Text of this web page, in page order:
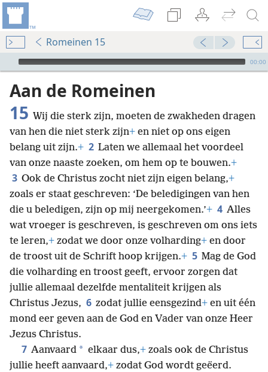
Romeinen 15
Audio Player
00:00
Aan de Romeinen
15 Wij die sterk zijn, moeten de zwakheden dragen
van hen die niet sterk zijn+ en niet op ons eigen
belang uit zijn.+ 2 Laten we allemaal het voordeel
van onze naaste zoeken, om hem op te bouwen.+
3 Ook de Christus zocht niet zijn eigen belang,+
zoals er staat geschreven: ‘De beledigingen van hen
die u beledigen, zijn op mij neergekomen.’+ 4 Alles
wat vroeger is geschreven, is geschreven om ons iets
te leren,+ zodat we door onze volharding+ en door
de troost uit de Schrift hoop krijgen.+ 5 Mag de God
die volharding en troost geeft, ervoor zorgen dat
jullie allemaal dezelfde mentaliteit krijgen als
Christus Jezus, 6 zodat jullie eensgezind+ en uit één
mond eer geven aan de God en Vader van onze Heer
Jezus Christus.
7 Aanvaard * elkaar dus,+ zoals ook de Christus
jullie heeft aanvaard,+ zodat God wordt geëerd.